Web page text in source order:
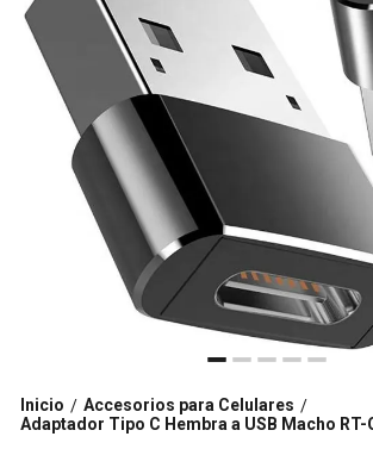
Inicio / Accesorios para Celulares /
Adaptador Tipo C Hembra a USB Macho RT-